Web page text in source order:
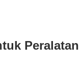
Peralatan